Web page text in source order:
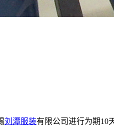
刘潭服装有限公司进行为期10